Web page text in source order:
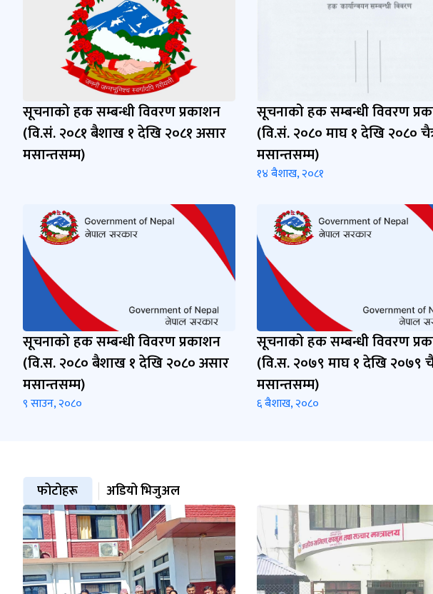
सूचनाको हक सम्बन्धी विवरण प्रकाशन
(वि.सं. २०८१ बैशाख १ देखि २०८१ असार
मसान्तसम्म)
सूचनाको हक सम्बन्धी विवरण
(वि.सं. २०८० माघ १ देखि २०८०
मसान्तसम्म)
१४ बैशाख, २०८१
सूचनाको हक सम्बन्धी विवरण प्रकाशन
(वि.स. २०८० बैशाख १ देखि २०८० असार
मसान्तसम्म)
९ साउन, २०८०
सूचनाको हक सम्बन्धी विवरण
(वि.स. २०७९ माघ १ देखि २०७९
मसान्तसम्म)
६ बैशाख, २०८०
फोटोहरू अडियो भिजुअल